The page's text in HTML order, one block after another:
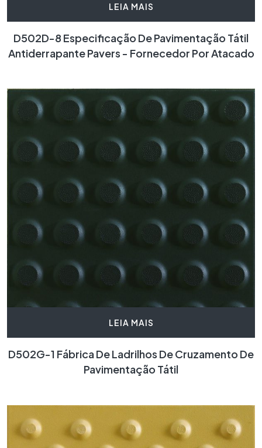
LEIA MAIS
D502D-8 Especificação De Pavimentação Tátil
Antiderrapante Pavers - Fornecedor Por Atacado
LEIA MAIS
D502G-1 Fábrica De Ladrilhos De Cruzamento De
Pavimentação Tátil